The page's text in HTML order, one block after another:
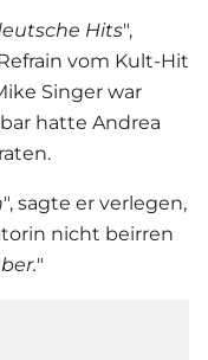
Hits",
vom Kult-Hit
Singer war
hatte Andrea
", sagte er verlegen,
nicht beirren
"